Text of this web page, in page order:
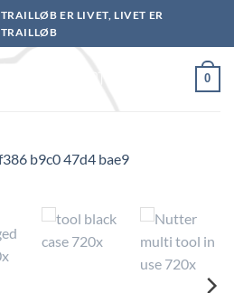
TRAILLØB ER LIVET, LIVET ER
TRAILLØB
0